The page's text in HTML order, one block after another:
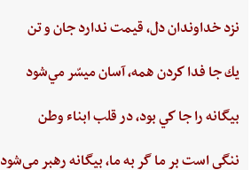
نزد خداوندان دل،‌ قيمت‌ ندارد جان‌ و تن
يك جا فدا كردن‌ همه،‌ آسان ميسّر مي‌شود
بيگانه‌ را جا كي‌ بود، در قلب‌ ابناء وطن
ننگي ‌است ‌بر ما گر به ‌ما، بيگانه‌ رهبر مي‌شود